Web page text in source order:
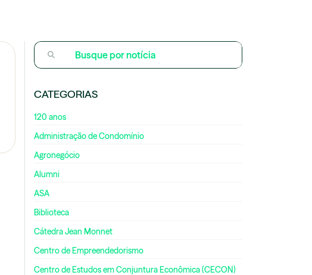
CATEGORIAS
120 anos
Administração de Condomínio
Agronegócio
Alumni
ASA
Biblioteca
Cátedra Jean Monnet
Centro de Empreendedorismo
Centro de Estudos em Conjuntura Econômica (CECON)